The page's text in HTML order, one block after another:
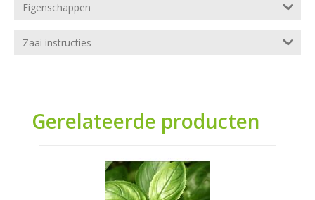
Eigenschappen
Zaai instructies
Gerelateerde producten